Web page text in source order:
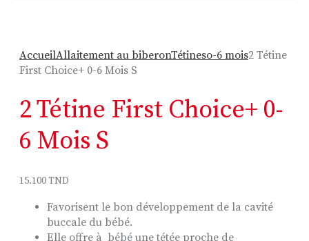
AccueilAllaitement au biberonTétineso-6 mois2 Tétine
First Choice+ 0-6 Mois S
2 Tétine First Choice+ 0-
6 Mois S
15.100TND
Favorisent le bon développement de la cavité
buccale du bébé.
Elle offre à bébé une tétée proche de